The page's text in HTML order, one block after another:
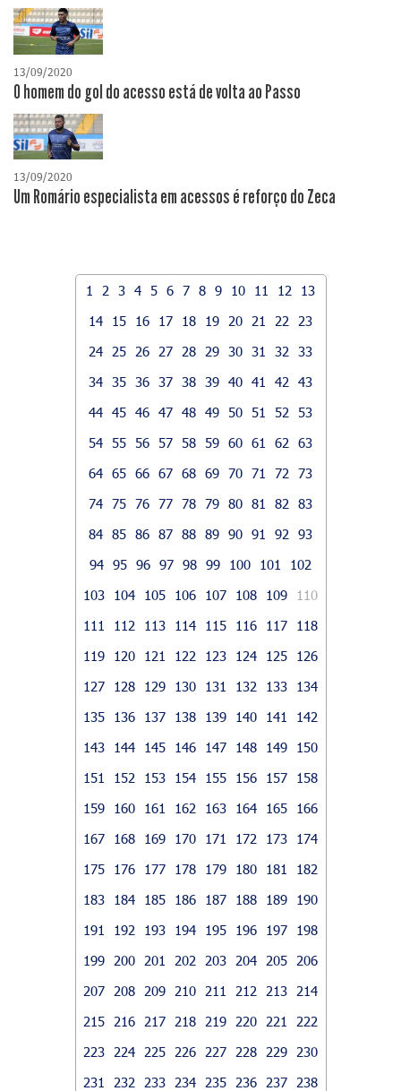
13/09/2020
O homem do gol do acesso está de volta ao Passo
13/09/2020
Um Romário especialista em acessos é reforço do Zeca
1 2 3 4 5 6 7 8 9 10 11 12
13
14
15 16 17 18 19 20 21 22
23
24
25 26 27 28 29 30 31 32
33
34 35 36 37 38 39 40 41 42
43
44 45 46 47 48 49 50 51 52
53
54 55 56 57 58 59 60 61 62
63
64 65 66 67 68 69 70 71 72
73
74 75 76 77 78 79 80 81 82
83
84 85 86 87 88 89 90 91 92
93
94 95 96 97 98 99 100 101
102
103
104 105 106 107 108 109
110
111
112 113 114 115 116 117
118
119
120 121 122 123 124 125
126
127
128 129 130 131 132 133
134
135
136 137 138 139 140 141
142
143
144 145 146 147 148 149
150
151
152 153 154 155 156 157
158
159
160 161 162 163 164 165
166
167
168 169 170 171 172 173
174
175
176 177 178 179 180 181
182
183
184 185 186 187 188 189
190
191
192 193 194 195 196 197
198
199
200 201 202 203 204 205
206
207
208 209 210 211 212 213
214
215
216 217 218 219 220 221
222
223
224 225 226 227 228 229
230
231
232 233 234 235 236 237
238